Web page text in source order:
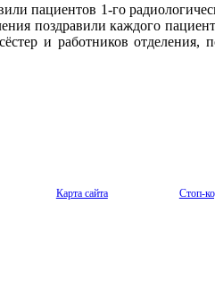
пациентов 1-го
поздравили каждого
и работников отделения,
Карта сайта Стоп-